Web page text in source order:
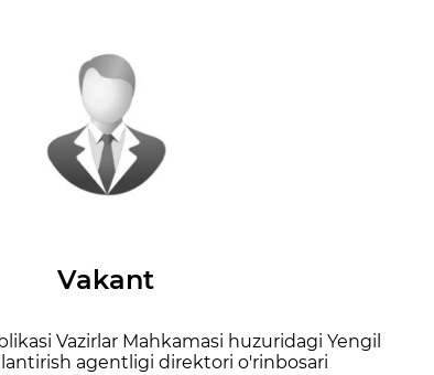
Vakant
Vazirlar Mahkamasi huzuridagi Yengil
agentligi direktori o'rinbosari